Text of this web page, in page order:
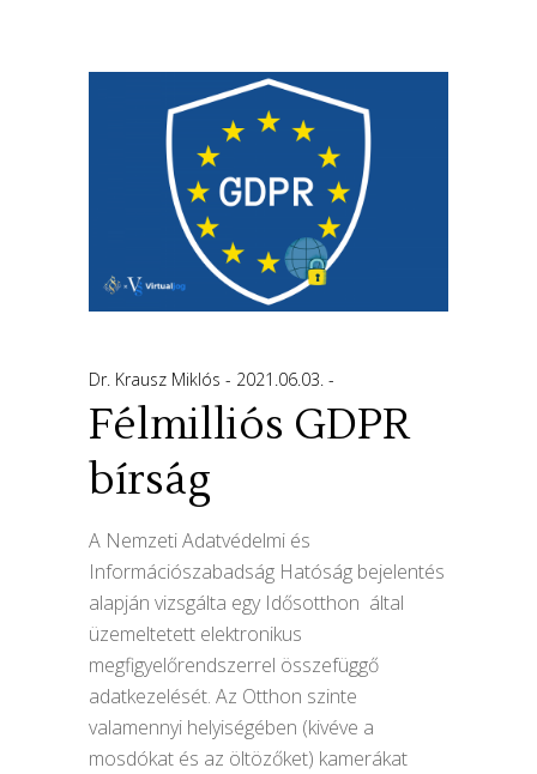
Dr. Krausz Miklós 2021.06.03.
Félmilliós GDPR
bírság
A Nemzeti Adatvédelmi és
Információszabadság Hatóság bejelentés
alapján vizsgálta egy Idősotthon által
üzemeltetett elektronikus
megfigyelőrendszerrel összefüggő
adatkezelését. Az Otthon szinte
valamennyi helyiségében (kivéve a
mosdókat és az öltözőket) kamerákat